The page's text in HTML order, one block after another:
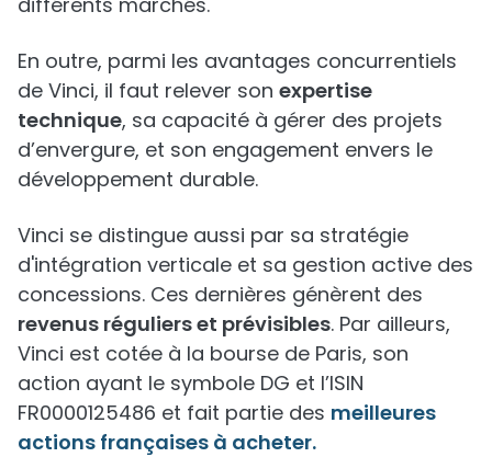
En outre, parmi les avantages concurrentiels
de Vinci, il faut relever son expertise
technique, sa capacité à gérer des projets
d’envergure, et son engagement envers le
développement durable.
Vinci se distingue aussi par sa stratégie
d'intégration verticale et sa gestion active des
concessions. Ces dernières génèrent des
revenus réguliers et prévisibles. Par ailleurs,
Vinci est cotée à la bourse de Paris, son
action ayant le symbole DG et l’ISIN
FR0000125486 et fait partie des meilleures
actions françaises à acheter.